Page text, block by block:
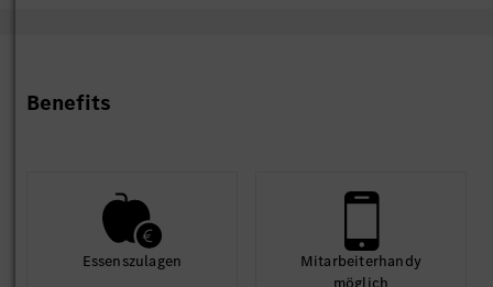
Benefits
Essens­zulagen
Mit­arbeiter­handy